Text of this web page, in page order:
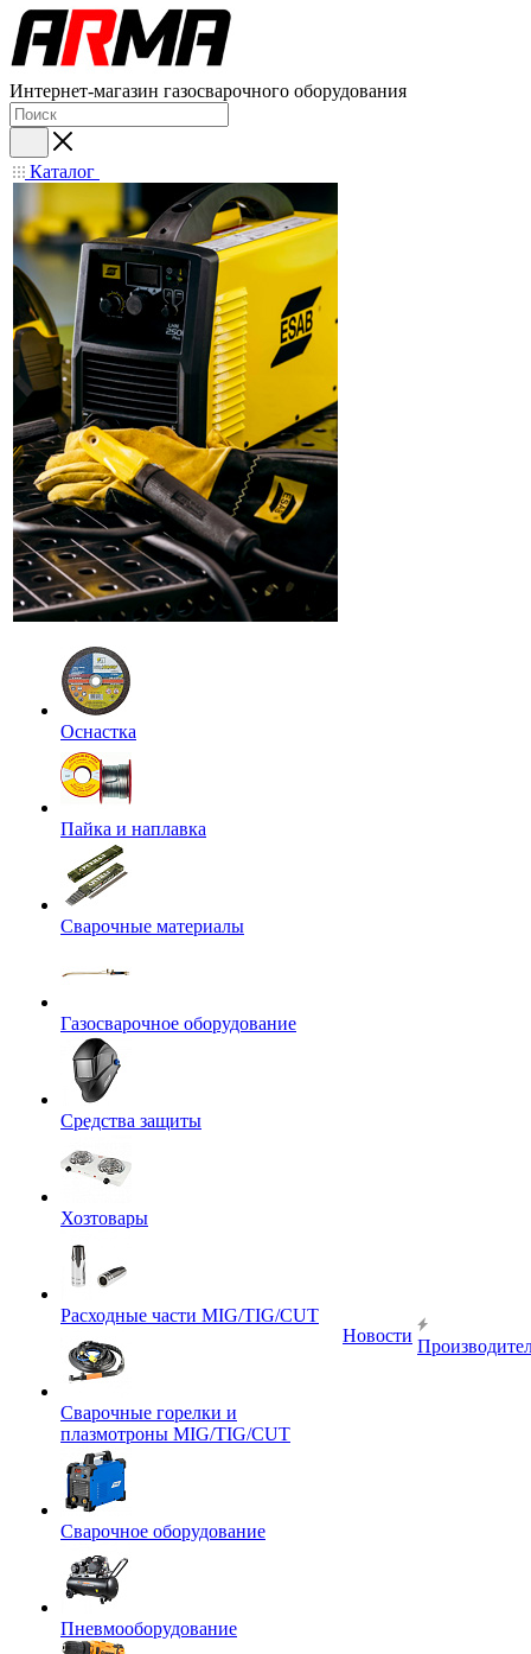
Интернет-магазин газосварочного оборудования
Каталог
Оснастка
Пайка и наплавка
Сварочные материалы
Газосварочное оборудование
Средства защиты
Хозтовары
Расходные части MIG/TIG/CUT
Сварочные горелки и
плазмотроны MIG/TIG/CUT
Сварочное оборудование
Пневмооборудование
Новости